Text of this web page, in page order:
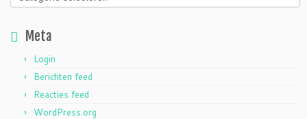
Meta
Login
Berichten feed
Reacties feed
WordPress.org